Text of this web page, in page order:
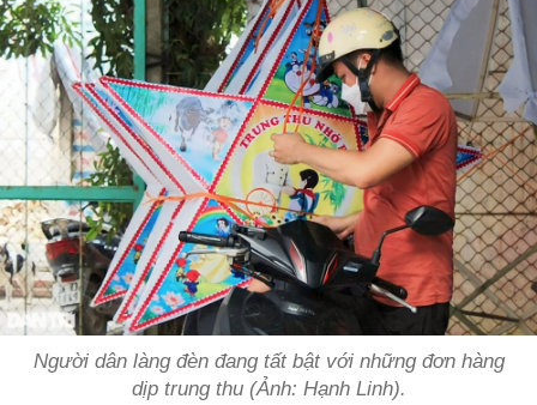
Người dân làng đèn đang tất bật với những đơn hàng
dịp trung thu (Ảnh: Hạnh Linh).